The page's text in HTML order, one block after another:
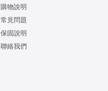
購物說明
常見問題
保固說明
聯絡我們